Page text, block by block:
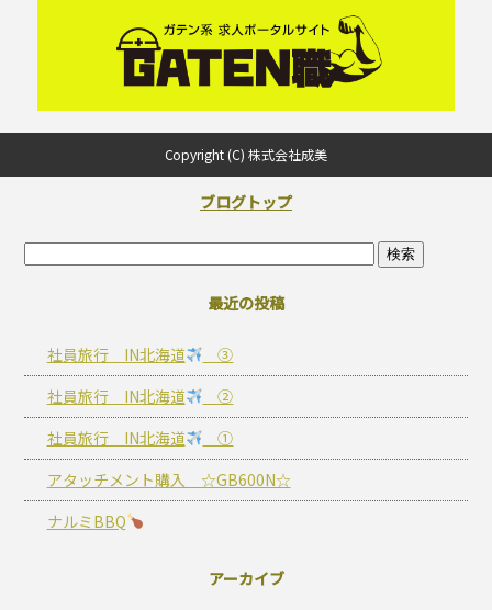
Copyright (C) 株式会社成美
ブログトップ
最近の投稿
社員旅行 IN北海道
③
社員旅行 IN北海道
②
社員旅行 IN北海道
①
アタッチメント購入 ☆GB600N☆
ナルミBBQ
アーカイブ